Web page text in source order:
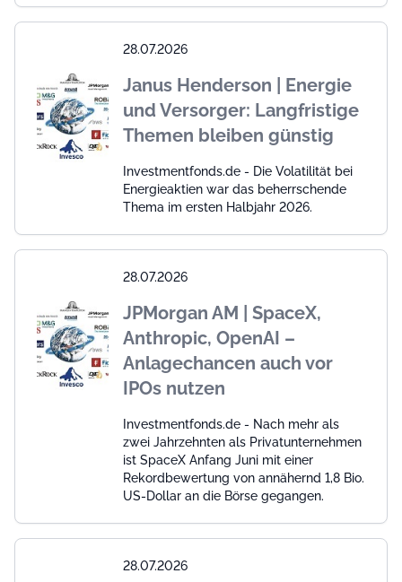
28.07.2026
Janus Henderson | Energie
und Versorger: Langfristige
Themen bleiben günstig
Investmentfonds.de - Die Volatilität bei
Energieaktien war das beherrschende
Thema im ersten Halbjahr 2026.
28.07.2026
JPMorgan AM | SpaceX,
Anthropic, OpenAI –
Anlagechancen auch vor
IPOs nutzen
Investmentfonds.de - Nach mehr als
zwei Jahrzehnten als Privatunternehmen
ist SpaceX Anfang Juni mit einer
Rekordbewertung von annähernd 1,8 Bio.
US-Dollar an die Börse gegangen.
28.07.2026